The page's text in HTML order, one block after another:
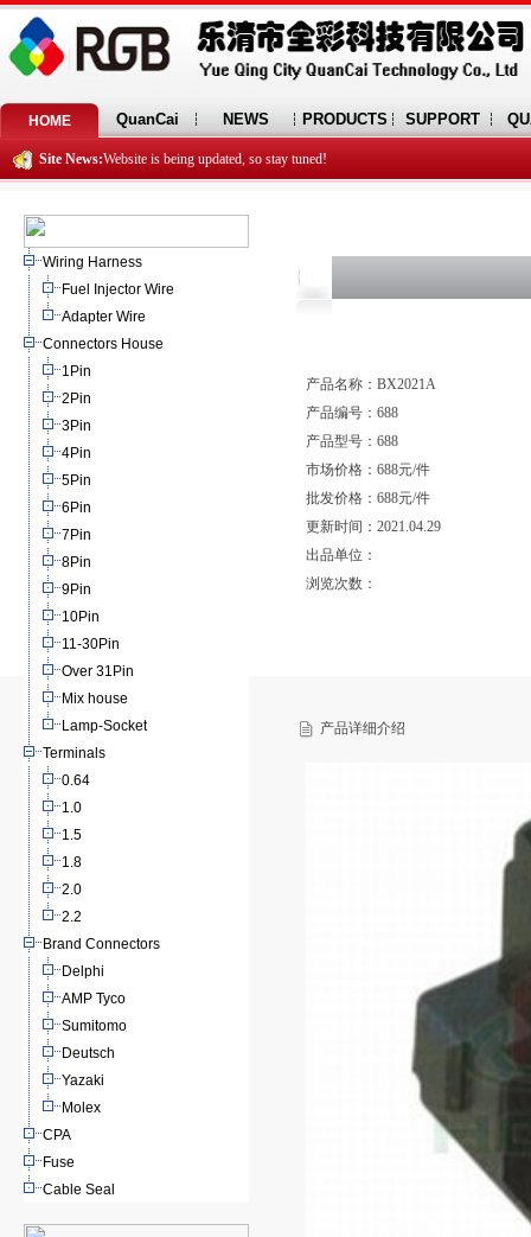
HOME QuanCai NEWS PRODUCTS SUPPORT
Site News:Website is being updated, so stay tuned!
Wiring Harness
Fuel Injector Wire
Adapter Wire
Connectors House
1Pin
2Pin
3Pin
4Pin
5Pin
6Pin
7Pin
8Pin
9Pin
10Pin
11-30Pin
Over 31Pin
Mix house
Lamp-Socket
Terminals
0.64
1.0
1.5
1.8
2.0
2.2
Brand Connectors
Delphi
AMP Tyco
Sumitomo
Deutsch
Yazaki
Molex
CPA
Fuse
Cable Seal
产品名称：BX2021A
产品编号：688
产品型号：688
市场价格：688元/件
批发价格：688元/件
更新时间：2021.04.29
出品单位：
浏览次数：
产品详细介绍